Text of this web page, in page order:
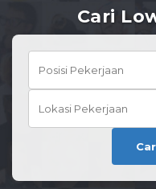
Cari